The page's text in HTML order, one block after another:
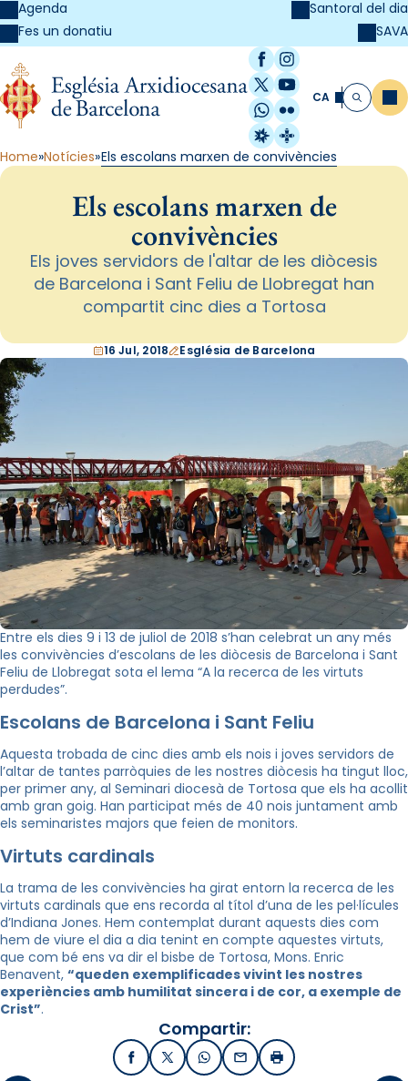
Agenda
Fes un donatiu
Santoral del dia
SAVA
Facebook
Instagram
X / Twitter
YouTube
WhatsApp
Flickr
Radio Estel
Catalunya
CA Cerca
Home Notícies Els escolans marxen de convivències
Els escolans marxen de
convivències
Els joves servidors de l'altar de les diòcesis
de Barcelona i Sant Feliu de Llobregat han
compartit cinc dies a Tortosa
16 Jul, 2018 Església de Barcelona
Entre els dies 9 i 13 de juliol de 2018 s’han celebrat un any més
les convivències d’escolans de les diòcesis de Barcelona i Sant
Feliu de Llobregat sota el lema “A la recerca de les virtuts
perdudes”.
Escolans de Barcelona i Sant Feliu
Aquesta trobada de cinc dies amb els nois i joves servidors de
l’altar de tantes parròquies de les nostres diòcesis ha tingut lloc,
per primer any, al Seminari diocesà de Tortosa que els ha acollit
amb gran goig. Han participat més de 40 nois juntament amb
els seminaristes majors que feien de monitors.
Virtuts cardinals
La trama de les convivències ha girat entorn la recerca de les
virtuts cardinals que ens recorda al títol d’una de les pel·lícules
d’Indiana Jones. Hem contemplat durant aquests dies com
hem de viure el dia a dia tenint en compte aquestes virtuts,
que com bé ens va dir el bisbe de Tortosa, Mons. Enric
Benavent, “queden exemplificades vivint les nostres
experiències amb humilitat sincera i de cor, a exemple de
Crist”.
Compartir:
FacebookX / TwitterWhatsApp
EmailImprimir